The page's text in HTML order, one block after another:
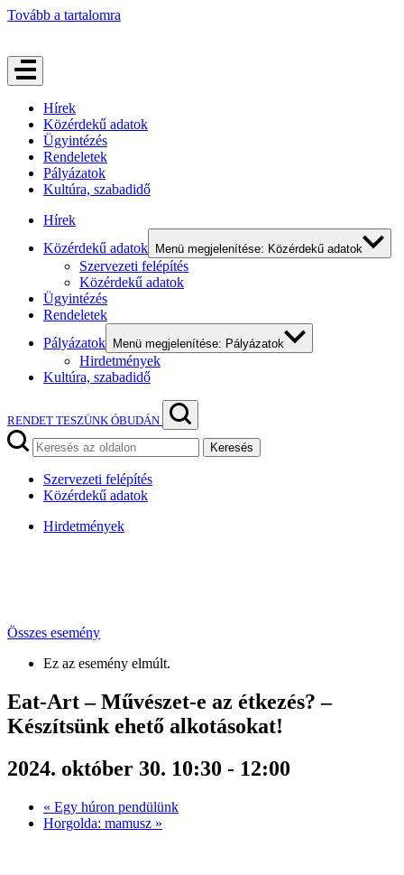
Tovább a tartalomra
Hírek
Közérdekű adatok
Ügyintézés
Rendeletek
Pályázatok
Kultúra, szabadidő
Hírek
Közérdekű adatok
Menü megjelenítése: Közérdekű adatok
Szervezeti felépítés
Közérdekű adatok
Ügyintézés
Rendeletek
Pályázatok
Menü megjelenítése: Pályázatok
Hirdetmények
Kultúra, szabadidő
RENDET TESZÜNK ÓBUDÁN
Keresés
Szervezeti felépítés
Közérdekű adatok
Hirdetmények
Összes esemény
Ez az esemény elmúlt.
Eat-Art – Művészet-e az étkezés? –
Készítsünk ehető alkotásokat!
2024. október 30. 10:30 - 12:00
« Egy húron pendülünk
Horgolda: mamusz »